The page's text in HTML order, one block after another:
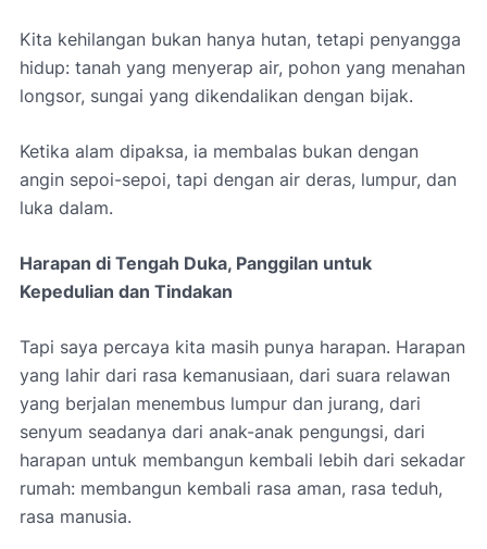
Kita kehilangan bukan hanya hutan, tetapi penyangga
hidup: tanah yang menyerap air, pohon yang menahan
longsor, sungai yang dikendalikan dengan bijak.
Ketika alam dipaksa, ia membalas bukan dengan
angin sepoi-sepoi, tapi dengan air deras, lumpur, dan
luka dalam.
Harapan di Tengah Duka, Panggilan untuk
Kepedulian dan Tindakan
Tapi saya percaya kita masih punya harapan. Harapan
yang lahir dari rasa kemanusiaan, dari suara relawan
yang berjalan menembus lumpur dan jurang, dari
senyum seadanya dari anak-anak pengungsi, dari
harapan untuk membangun kembali lebih dari sekadar
rumah: membangun kembali rasa aman, rasa teduh,
rasa manusia.